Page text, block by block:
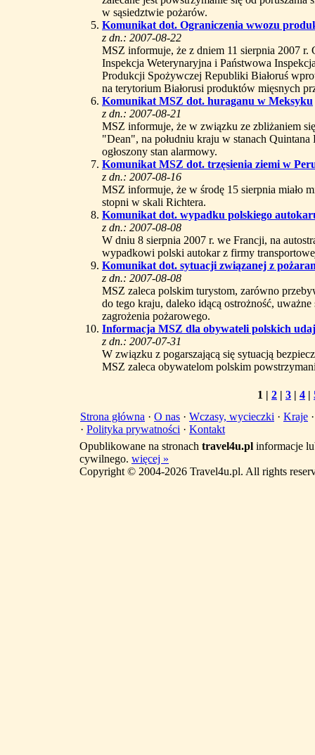
w sąsiedztwie pożarów.
Komunikat dot. Ograniczenia wwozu
z dn.: 2007-08-22
MSZ informuje, że z dniem 11 sierpnia 2007 r.
Inspekcja Weterynaryjna i Państwowa
Produkcji Spożywczej Republiki Białoruś
na terytorium Białorusi produktów mięsnych
Komunikat MSZ dot. huraganu w Meksyku
z dn.: 2007-08-21
MSZ informuje, że w związku ze zbliżaniem
"Dean", na południu kraju w stanach Quintana
ogłoszony stan alarmowy.
Komunikat MSZ dot. trzęsienia ziemi w
z dn.: 2007-08-16
MSZ informuje, że w środę 15 sierpnia miało
stopni w skali Richtera.
Komunikat dot. wypadku polskiego
z dn.: 2007-08-08
W dniu 8 sierpnia 2007 r. we Francji, na
wypadkowi polski autokar z firmy
Komunikat dot. sytuacji związanej z
z dn.: 2007-08-08
MSZ zaleca polskim turystom, zarówno
do tego kraju, daleko idącą ostrożność,
zagrożenia pożarowego.
Informacja MSZ dla obywateli polskich
z dn.: 2007-07-31
W związku z pogarszającą się sytuacją
MSZ zaleca obywatelom polskim
1 | 2 | 3 | 4 |
Strona główna · O nas · Wczasy, wycieczki · Kraje
· Polityka prywatności · Kontakt
Opublikowane na stronach travel4u.pl informacje
cywilnego. więcej »
Copyright © 2004-2026 Travel4u.pl. All rights